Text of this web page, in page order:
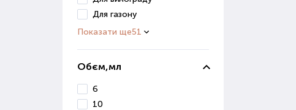
Для газону
Показати ще51
Обєм,мл
6
10